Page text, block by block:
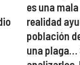
es una
realidad
población
una plaga…